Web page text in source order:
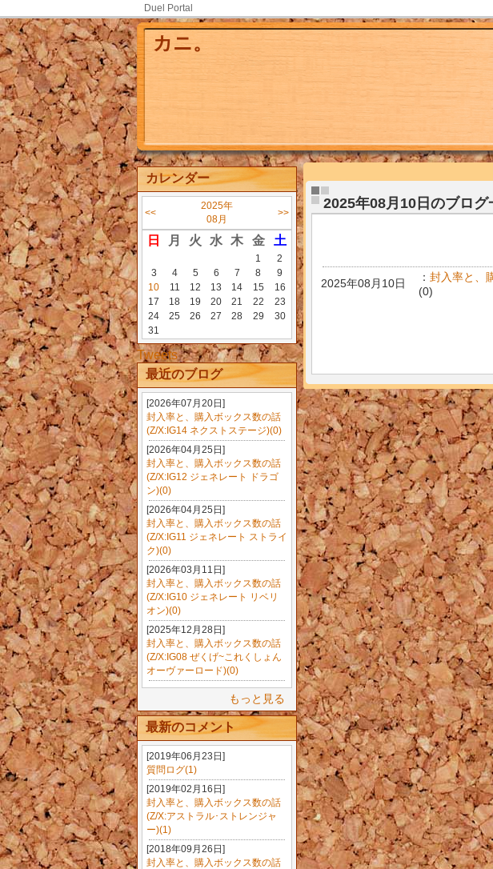
Duel Portal
カニ。
カレンダー
<<
2025年
08月
>>
日 月 火 水 木 金 土
1
2
3
4 5 6 7 8
9
10
11 12 13 14 15
16
17
18 19 20 21 22
23
24
25 26 27 28 29
30
31
Tweets
最近のブログ
[2026年07月20日]
封入率と、購入ボックス数の話
(Z/X:IG14 ネクストステージ)(0)
[2026年04月25日]
封入率と、購入ボックス数の話
(Z/X:IG12 ジェネレート ドラゴ
ン)(0)
[2026年04月25日]
封入率と、購入ボックス数の話
(Z/X:IG11 ジェネレート ストライ
ク)(0)
[2026年03月11日]
封入率と、購入ボックス数の話
(Z/X:IG10 ジェネレート リベリ
オン)(0)
[2025年12月28日]
封入率と、購入ボックス数の話
(Z/X:IG08 ぜくげ~これくしょん
オーヴァーロード)(0)
もっと見る
最新のコメント
[2019年06月23日]
質問ログ(1)
[2019年02月16日]
封入率と、購入ボックス数の話
(Z/X:アストラル･ストレンジャ
ー)(1)
[2018年09月26日]
封入率と、購入ボックス数の話
2025年08月10日のブログ
2025年08月10日 ： 封入率と、
(0)